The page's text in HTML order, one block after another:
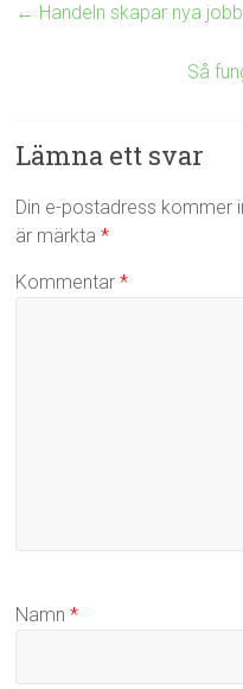
← Handeln skapar nya
Så
Lämna ett svar
Din e-postadress kommer
är märkta*
Kommentar*
Namn*